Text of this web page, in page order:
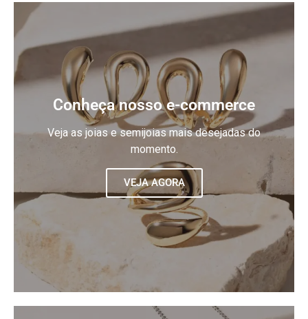
Conheça nosso e-commerce
Veja as joias e semijoias mais desejadas do
momento.
VEJA AGORA